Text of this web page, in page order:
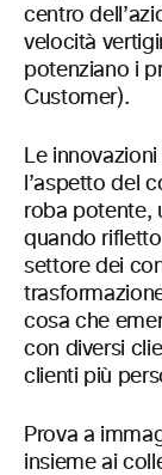
centro
velocità
potenziano i
Customer).
Le
l’aspetto del
roba potente,
quando
settore dei
cosa che
con diversi
clienti più
Prova a
insieme ai